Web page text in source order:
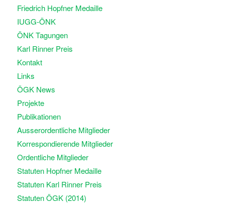
Friedrich Hopfner Medaille
IUGG-ÖNK
ÖNK Tagungen
Karl Rinner Preis
Kontakt
Links
ÖGK News
Projekte
Publikationen
Ausserordentliche Mitglieder
Korrespondierende Mitglieder
Ordentliche Mitglieder
Statuten Hopfner Medaille
Statuten Karl Rinner Preis
Statuten ÖGK (2014)